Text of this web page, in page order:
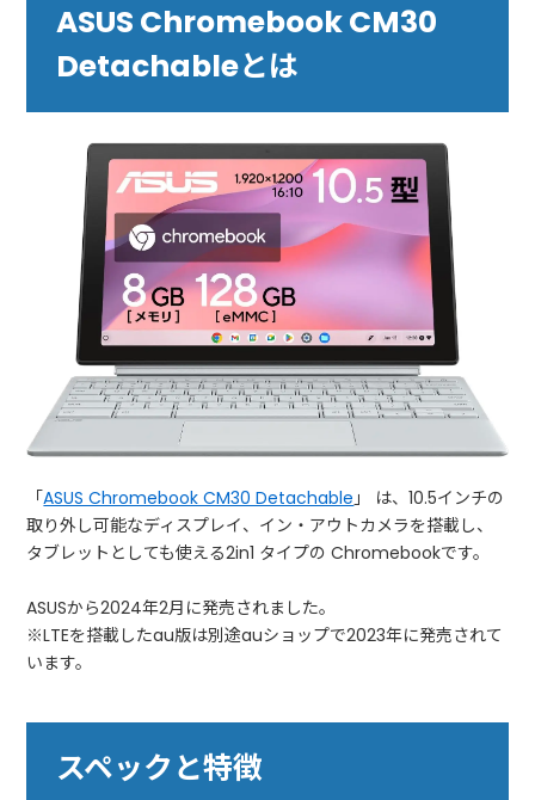
ASUS Chromebook CM30
Detachableとは
「ASUS Chromebook CM30 Detachable」 は、10.5インチの
取り外し可能なディスプレイ、イン・アウトカメラを搭載し、
タブレットとしても使える2in1 タイプの Chromebookです。
ASUSから2024年2月に発売されました。
※LTEを搭載したau版は別途auショップで2023年に発売されて
います。
スペックと特徴